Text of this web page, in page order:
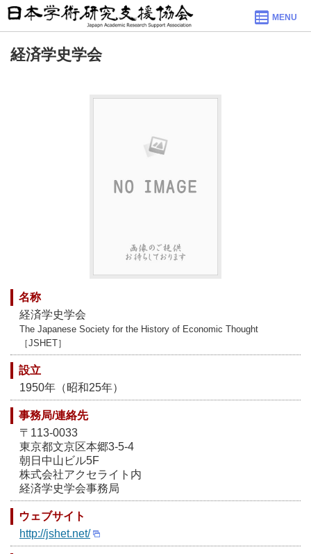
MENU
経済学史学会
名称
経済学史学会
The Japanese Society for the History of Economic Thought
［JSHET］
設立
1950年（昭和25年）
事務局/連絡先
〒113-0033
東京都文京区本郷3-5-4
朝日中山ビル5F
株式会社アクセライト内
経済学史学会事務局
ウェブサイト
http://jshet.net/